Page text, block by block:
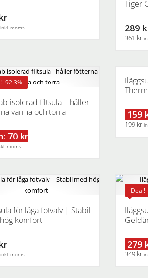
inkl. moms
Tiger
289
361 kr
produkten
varianter.
på
-92.3%
isolerad filtsula – håller
varma och torra
70 kr
moms
159
199 kr
har
flera
varianter.
olika
kan
väljas
för låga fotvalv | Stabil
komfort
inkl. moms
Deal!
279
349 kr